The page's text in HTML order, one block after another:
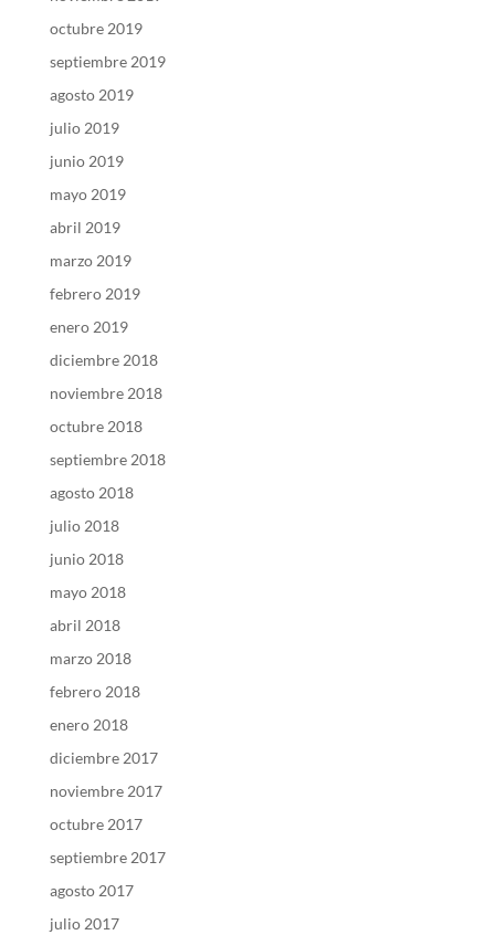
octubre 2019
septiembre 2019
agosto 2019
julio 2019
junio 2019
mayo 2019
abril 2019
marzo 2019
febrero 2019
enero 2019
diciembre 2018
noviembre 2018
octubre 2018
septiembre 2018
agosto 2018
julio 2018
junio 2018
mayo 2018
abril 2018
marzo 2018
febrero 2018
enero 2018
diciembre 2017
noviembre 2017
octubre 2017
septiembre 2017
agosto 2017
julio 2017